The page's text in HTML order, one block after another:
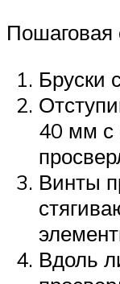
Пошаговая
Бруски
40 мм с
Винты
Вдоль